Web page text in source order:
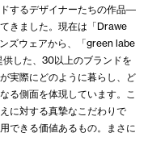
するデザイナーたちの作品―
きました。現在は「Drawe
ズウェアから、「green labe
した、30以上のブランドを
実際にどのように暮らし、ど
る側面を体現しています。こ
に対する真摯なこだわりで
できる価値あるもの。まさに